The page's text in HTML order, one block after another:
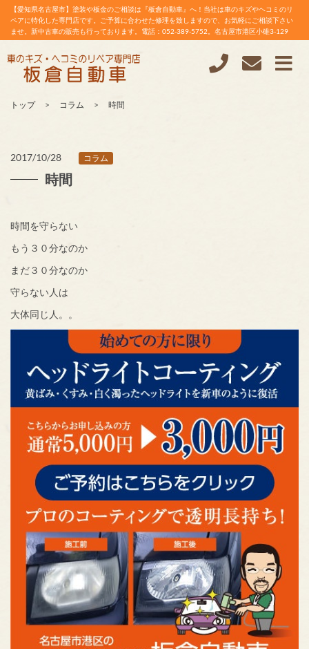
【愛知県名古屋市】塗装や板金のご相談は『板倉自動車』へ！当社は車のキズやヘコミのリ
ペアに特化した専門店です。ご予算に合わせた修理を致しますので、お気軽にご相談下さい
ませ。新中古車の販売も行っております。電話：052-389-5752。名古屋市港区小碓3-129
トップ コラム 時間
2017/10/28 コラム
時間
時間を守らない
もう３０分なのか
まだ３０分なのか
守らない人は
大体同じ人。。